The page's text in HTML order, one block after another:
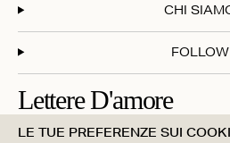
CHI
FOLLOW
Lettere D'amore
Iscriviti alla nostra newsletter e
LE TUE PREFERENZE SUI